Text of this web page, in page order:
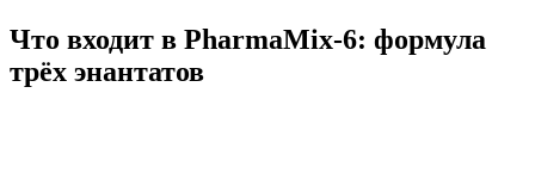
Что входит в PharmaMix-6: формула
трёх энантатов